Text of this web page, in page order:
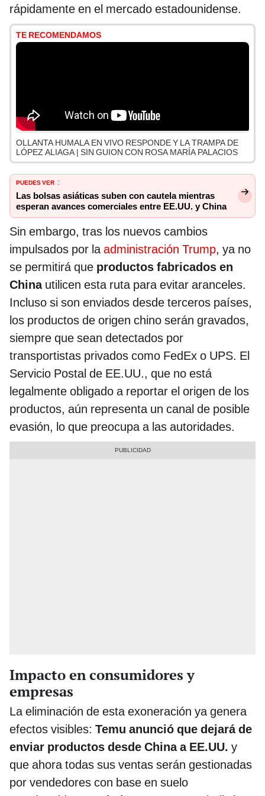
rápidamente en el mercado estadounidense.
TE RECOMENDAMOS
OLLANTA HUMALA EN VIVO RESPONDE Y LA TRAMPA DE
LÓPEZ ALIAGA | SIN GUION CON ROSA MARÍA PALACIOS
PUEDES VER :
Las bolsas asiáticas suben con cautela mientras
esperan avances comerciales entre EE.UU. y China
Sin embargo, tras los nuevos cambios
impulsados por laadministración Trump, ya no
se permitirá que productos fabricados en
Chinautilicen esta ruta para evitar aranceles.
Incluso si son enviados desde terceros países,
los productos de origen chino serán gravados,
siempre que sean detectados por
transportistas privados como FedEx o UPS. El
Servicio Postal de EE.UU., que no está
legalmente obligado a reportar el origen de los
productos, aún representa un canal de posible
evasión, lo que preocupa a las autoridades.
Impacto en consumidores y
empresas
La eliminación de esta exoneración ya genera
efectos visibles: Temu anunció que dejará de
enviar productos desde China a EE.UU. y
que ahora todas sus ventas serán gestionadas
por vendedores con base en suelo